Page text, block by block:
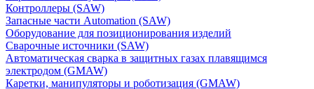
Контроллеры (SAW)
Запасные части Automation (SAW)
Оборудование для позиционирования изделий
Сварочные источники (SAW)
Автоматическая сварка в защитных газах плавящимся
электродом (GMAW)
Каретки, манипуляторы и роботизация (GMAW)